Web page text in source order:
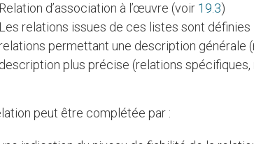
Relation d’association à l’œuvre (voir 19.3)
Les relations issues de ces listes sont
relations permettant une description générale
description plus précise (relations
peut être complétée par :